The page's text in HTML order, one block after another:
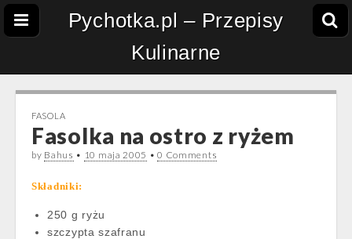
Pychotka.pl – Przepisy
Kulinarne
FASOLA
Fasolka na ostro z ryżem
by Bahus • 10 maja 2005 •0 Comments
Składniki:
250 g ryżu
szczypta szafranu